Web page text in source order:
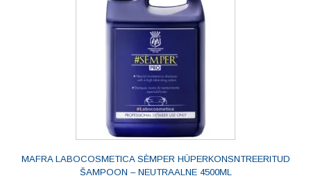
MAFRA LABOCOSMETICA SÈMPER HÜPERKONSNTREERITUD
ŠAMPOON – NEUTRAALNE 4500ML